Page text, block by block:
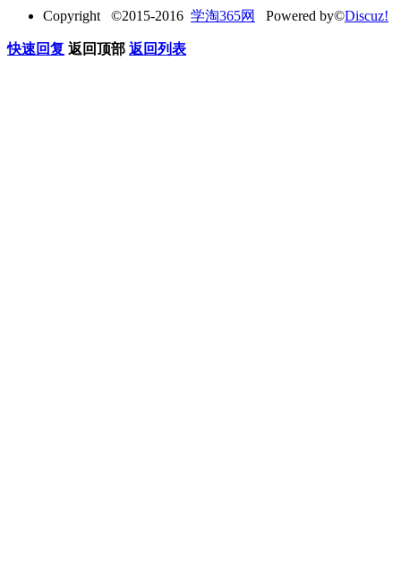
Copyright ©2015-2016 学淘365网 Powered by©Discuz!
快速回复 返回顶部 返回列表